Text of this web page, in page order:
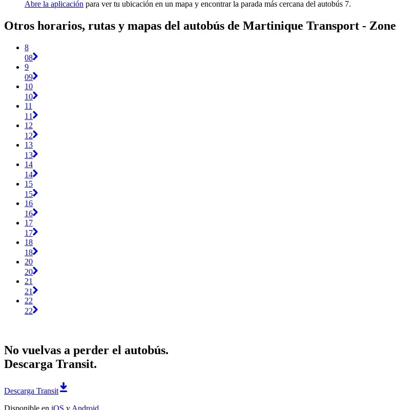
Abre la aplicación para ver tu ubicación en un mapa y encontrar la parada más cercana del autobús 7.
Otros horarios, rutas y mapas del autobús de Martinique Transport -
8
08
9
09
10
10
11
11
12
12
13
13
14
14
15
15
16
16
17
17
18
18
20
20
21
21
22
22
No vuelvas a perder el autobús.
Descarga Transit.
Descarga Transit
Disponible en iOS y Android